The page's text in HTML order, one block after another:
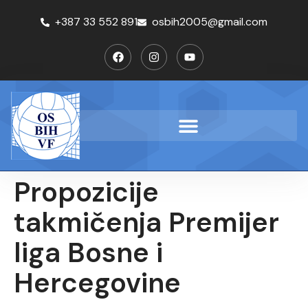
+387 33 552 891 osbih2005@gmail.com
Propozicije
takmičenja Premijer
liga Bosne i
Hercegovine